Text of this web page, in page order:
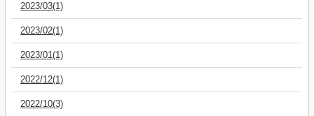
2023/03(1)
2023/02(1)
2023/01(1)
2022/12(1)
2022/10(3)